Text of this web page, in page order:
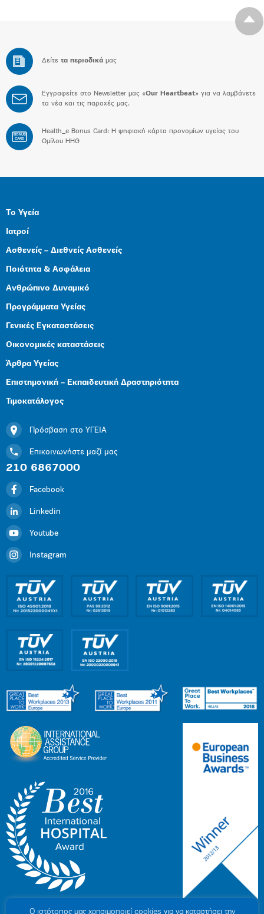
Δείτε τα περιοδικά μας
Εγγραφείτε στο Newsletter μας «Our Heartbeat» για να λαμβάνετε
τα νέα και τις παροχές μας.
BONUS
CARD
Health_e Bonus Card: H ψηφιακή κάρτα προνομίων υγείας του
Ομίλου HHG
Το Υγεία
Ιατροί
Ασθενείς – Διεθνείς Ασθενείς
Ποιότητα & Ασφάλεια
Ανθρώπινο Δυναμικό
Προγράμματα Υγείας
Γενικές Εγκαταστάσεις
Οικονομικές καταστάσεις
Άρθρα Υγείας
Επιστημονική – Εκπαιδευτική Δραστηριότητα
Τιμοκατάλογος
Πρόσβαση στο ΥΓΕΙΑ
Επικοινωνήστε μαζί μας
210 6867000
Facebook
Linkedin
Youtube
Instagram
Ο ιστότοπoς μας χρησιμοποιεί cookies για να καταστήσει την